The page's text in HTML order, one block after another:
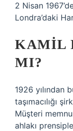
2 Nisan
Londra’daki
KAMIL
MI?
1926 yılından
taşımacılığı
Müşteri
ahlakı